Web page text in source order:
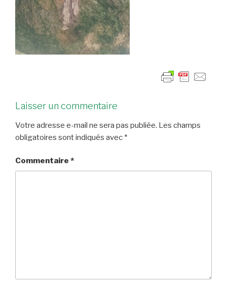
Laisser un commentaire
Votre adresse e-mail ne sera pas publiée. Les champs
obligatoires sont indiqués avec *
Commentaire *